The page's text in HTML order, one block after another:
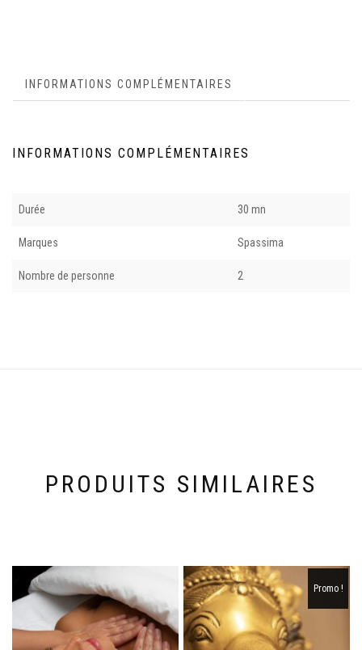
INFORMATIONS COMPLÉMENTAIRES
INFORMATIONS COMPLÉMENTAIRES
Durée 30 mn
Marques Spassima
Nombre de personne 2
PRODUITS SIMILAIRES
Promo !